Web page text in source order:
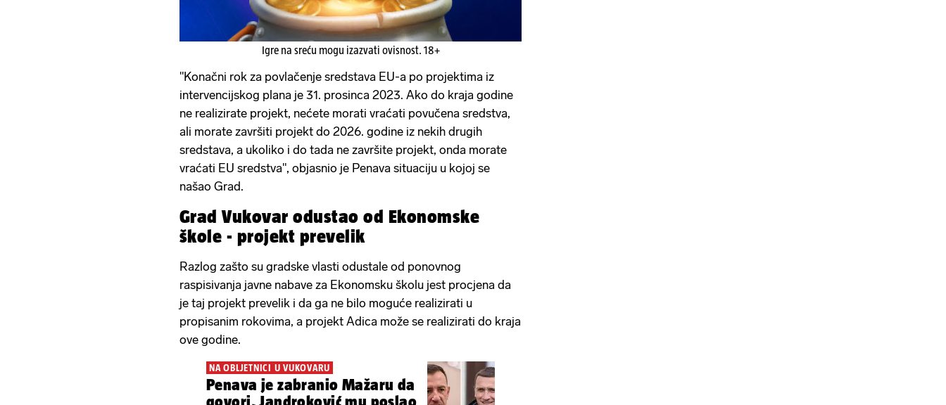
Igre na sreću mogu izazvati ovisnost. 18+
"Konačni rok za povlačenje sredstava EU-a po projektima iz
intervencijskog plana je 31. prosinca 2023. Ako do kraja godine
ne realizirate projekt, nećete morati vraćati povučena sredstva,
ali morate završiti projekt do 2026. godine iz nekih drugih
sredstava, a ukoliko i do tada ne završite projekt, onda morate
vraćati EU sredstva", objasnio je Penava situaciju u kojoj se
našao Grad.
Grad Vukovar odustao od Ekonomske
škole - projekt prevelik
Razlog zašto su gradske vlasti odustale od ponovnog
raspisivanja javne nabave za Ekonomsku školu jest procjena da
je taj projekt prevelik i da ga ne bilo moguće realizirati u
propisanim rokovima, a projekt Adica može se realizirati do kraja
ove godine.
NA OBLJETNICI U VUKOVARU
Penava je zabranio Mažaru da